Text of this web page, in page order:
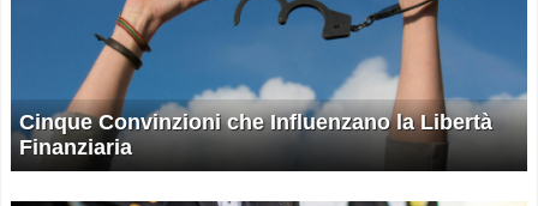
Cinque Convinzioni che Influenzano la Libertà
Finanziaria